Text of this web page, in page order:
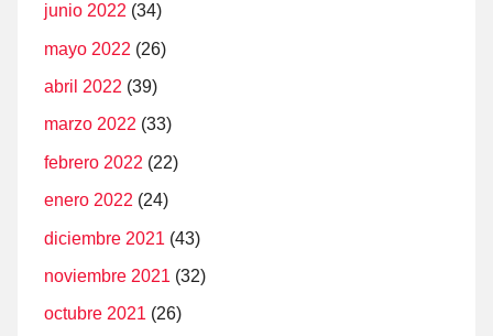
junio 2022 (34)
mayo 2022 (26)
abril 2022 (39)
marzo 2022 (33)
febrero 2022 (22)
enero 2022 (24)
diciembre 2021 (43)
noviembre 2021 (32)
octubre 2021 (26)